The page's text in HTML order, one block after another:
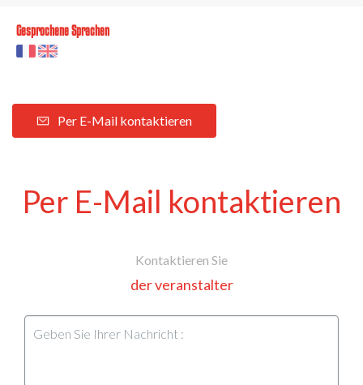
Gesprochene Sprachen
Per E-Mail kontaktieren
Per E-Mail kontaktieren
Kontaktieren Sie
der veranstalter